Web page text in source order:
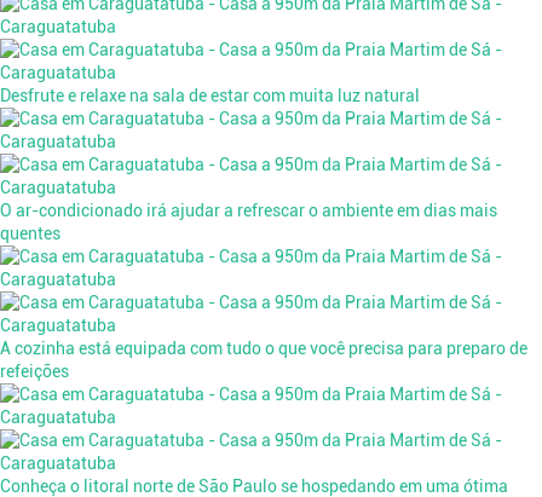
Desfrute e relaxe na sala de estar com muita luz natural
O ar-condicionado irá ajudar a refrescar o ambiente em dias mais
quentes
A cozinha está equipada com tudo o que você precisa para preparo de
refeições
Conheça o litoral norte de São Paulo se hospedando em uma ótima